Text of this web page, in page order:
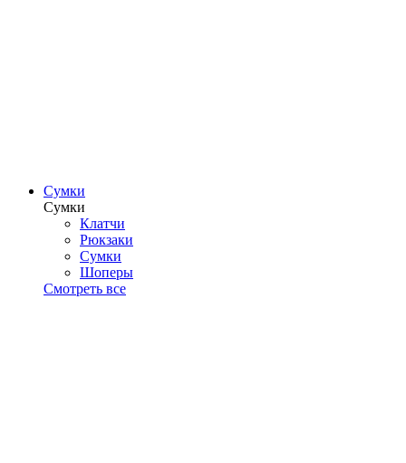
Сумки
Сумки
Клатчи
Рюкзаки
Сумки
Шоперы
Смотреть все